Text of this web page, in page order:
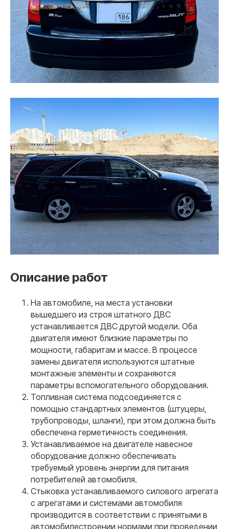
Описание работ
На автомобиле, на места установки
вышедшего из строя штатного ДВС
устанавливается ДВС другой модели. Оба
двигателя имеют близкие параметры по
мощности, габаритам и массе. В процессе
замены двигателя используются штатные
монтажные элементы и сохраняются
параметры вспомогательного оборудования.
Топливная система подсоединяется с
помощью стандартных элементов (штуцеры,
трубопроводы, шланги), при этом должна быть
обеспечена герметичность соединения.
Устанавливаемое на двигателе навесное
оборудование должно обеспечивать
требуемый уровень энергии для питания
потребителей автомобиля.
Стыковка устанавливаемого силового агрегата
с агрегатами и системами автомобиля
производится в соответствии с принятыми в
автомобилестроении нормами при проведении